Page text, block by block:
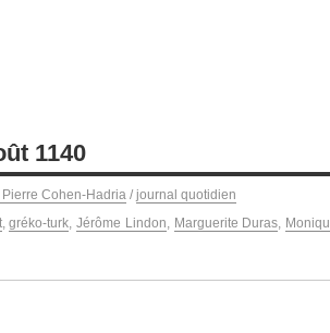
1140
Cohen-Hadria / journal quotidien
,gréko-turk ,Jérôme Lindon Marguerite Duras